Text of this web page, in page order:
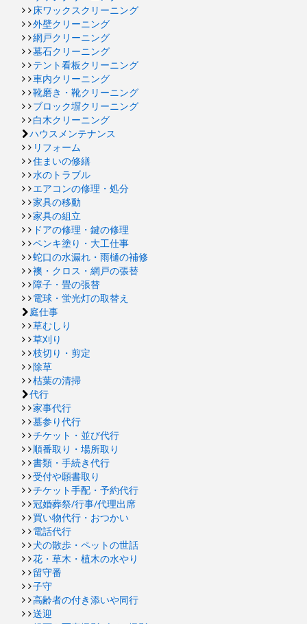
床ワックスクリーニング
外壁クリーニング
網戸クリーニング
墓石クリーニング
テント看板クリーニング
車内クリーニング
靴磨き・靴クリーニング
ブロック塀クリーニング
白木クリーニング
ハウスメンテナンス
リフォーム
住まいの修繕
水のトラブル
エアコンの修理・処分
家具の移動
家具の組立
ドアの修理・鍵の修理
ペンキ塗り・大工仕事
蛇口の水漏れ・雨樋の補修
襖・クロス・網戸の張替
障子・畳の張替
電球・蛍光灯の取替え
庭仕事
草むしり
草刈り
枝切り・剪定
除草
枯葉の清掃
代行
家事代行
墓参り代行
チケット・並び代行
順番取り・場所取り
書類・手続き代行
受付や願書取り
チケット手配・予約代行
冠婚葬祭/行事/代理出席
買い物代行・おつかい
電話代行
犬の散歩・ペットの世話
花・草木・植木の水やり
留守番
子守
高齢者の付き添いや同行
送迎